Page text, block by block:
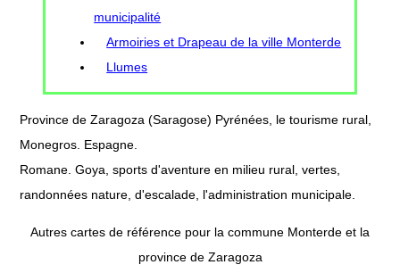
municipalité
Armoiries et Drapeau de la ville Monterde
Llumes
Province de Zaragoza (Saragose) Pyrénées, le tourisme rural,
Monegros. Espagne.
Romane. Goya, sports d'aventure en milieu rural, vertes,
randonnées nature, d'escalade, l'administration municipale.
Autres cartes de référence pour la commune Monterde et la
province de Zaragoza